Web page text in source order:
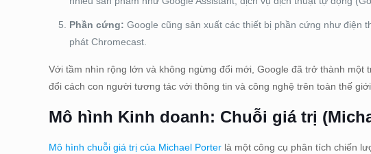
Phần cứng: Google cũng sản xuất các thiết bị phần cứng như điện
phát Chromecast.
Với tầm nhìn rộng lớn và không ngừng đổi mới, Google đã trở thành
đổi cách con người tương tác với thông tin và công nghệ trên toàn thế giới.
Mô hình Kinh doanh: Chuỗi giá trị
Mô hình chuỗi giá trị của Michael Porter là một công cụ phân tích chiến